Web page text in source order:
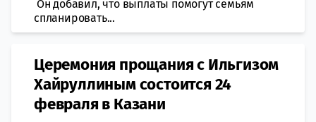
Он добавил, что выплаты помогут семьям
спланировать...
Церемония прощания с Ильгизом
Хайруллиным состоится 24
февраля в Казани